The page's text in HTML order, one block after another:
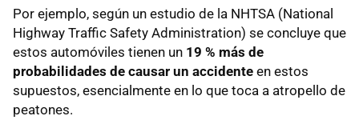
Por ejemplo, según un estudio de la NHTSA (National
Highway Traffic Safety Administration) se concluye que
estos automóviles tienen un 19 % más de
probabilidades de causar un accidente en estos
supuestos, esencialmente en lo que toca a atropello de
peatones.